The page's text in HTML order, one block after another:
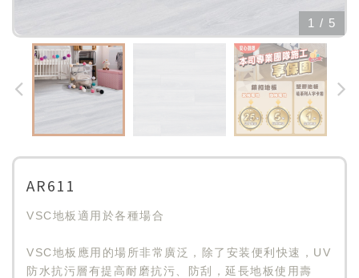
AR611
VSC地板適用於各種場合
VSC地板應用的場所非常廣泛，除了安装便利快速，UV
防水抗污層有提高耐磨抗污、防刮，延長地板使用壽
1 / 5